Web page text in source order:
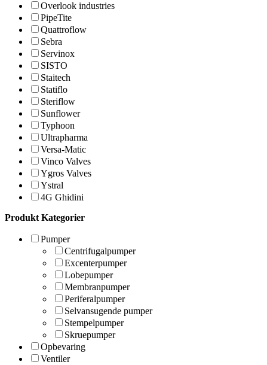
Overlook industries
PipeTite
Quattroflow
Sebra
Servinox
SISTO
Staitech
Statiflo
Steriflow
Sunflower
Typhoon
Ultrapharma
Versa-Matic
Vinco Valves
Ygros Valves
Ystral
4G Ghidini
Produkt Kategorier
Pumper
Centrifugalpumper
Excenterpumper
Lobepumper
Membranpumper
Periferalpumper
Selvansugende pumper
Stempelpumper
Skruepumper
Opbevaring
Ventiler